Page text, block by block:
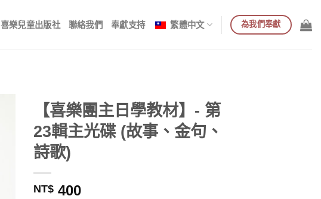
喜樂兒童出版社 聯絡我們 奉獻支持 繁體中文 為我們奉獻
【喜樂團主日學教材】- 第
23輯主光碟 (故事、金句、
詩歌)
NT$ 400